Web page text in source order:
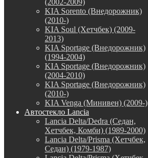
KIA Sorento (Внедорожник)
(2010-)
KIA Soul (Хетчбек) (2009-
2013)
KIA Sportage (Внедорожник)
(1994-2004)
KIA Sportage (Внедорожник)
(2004-2010)
KIA Sportage (Внедорожник)
(2010-)
KIA Venga (Минивен) (2009-)
Автостекло Lancia
Lancia Delta/Dedra (Седан,
Хетчбек, Комби) (1989-2000)
Lancia Delta/Prisma (Хетчбек,
Седан) (1979-1987)